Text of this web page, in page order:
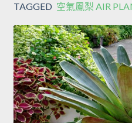
TAGGED 空氣鳳梨 AIR